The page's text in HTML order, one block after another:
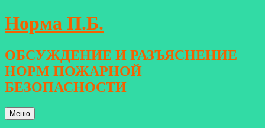
Перейти
к
Норма П.Б.
ОБСУЖДЕНИЕ И РАЗЪЯСНЕНИЕ
НОРМ ПОЖАРНОЙ
БЕЗОПАСНОСТИ
Меню